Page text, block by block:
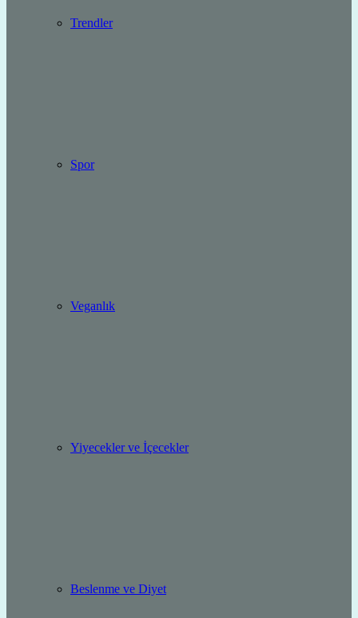
Trendler
Spor
Veganlık
Yiyecekler ve İçecekler
Beslenme ve Diyet